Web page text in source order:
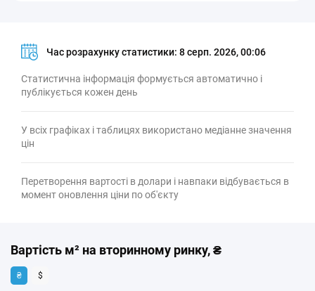
Час розрахунку статистики: 8 серп. 2026, 00:06
Статистична інформація формується автоматично і
публікується кожен день
У всіх графіках і таблицях використано медіанне значення
цін
Перетворення вартості в долари і навпаки відбувається в
момент оновлення ціни по об'єкту
Вартість м² на вторинному ринку, ₴
₴ $